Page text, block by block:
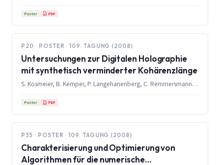
Poster PDF
P20 · POSTER · 109. TAGUNG (2008)
Untersuchungen zur Digitalen Holographie
mit synthetisch verminderter Kohärenzlänge
S. Kosmeier, B. Kemper, P. Langehanenberg, C. Remmersmann, G. von Bally, C. Denz
Poster PDF
P35 · POSTER · 109. TAGUNG (2008)
Charakterisierung und Optimierung von
Algorithmen für die numerische